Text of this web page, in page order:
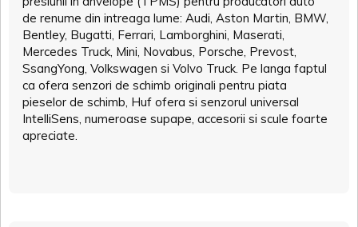
de renume din intreaga lume: Audi, Aston Martin, BMW,
Bentley, Bugatti, Ferrari, Lamborghini, Maserati,
Mercedes Truck, Mini, Novabus, Porsche, Prevost,
SsangYong, Volkswagen si Volvo Truck. Pe langa faptul
ca ofera senzori de schimb originali pentru piata
pieselor de schimb, Huf ofera si senzorul universal
IntelliSens, numeroase supape, accesorii si scule foarte
apreciate.